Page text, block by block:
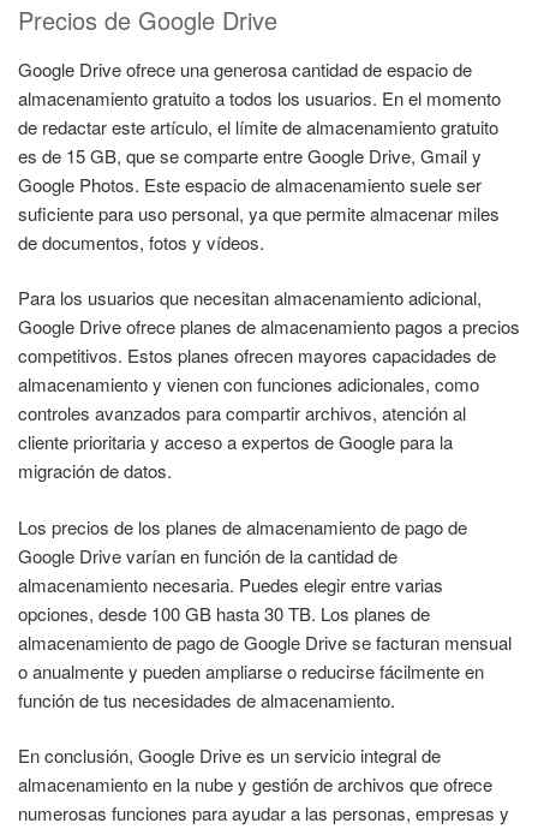
Precios de Google Drive
Google Drive ofrece una generosa cantidad de espacio de
almacenamiento gratuito a todos los usuarios. En el momento
de redactar este artículo, el límite de almacenamiento gratuito
es de 15 GB, que se comparte entre Google Drive, Gmail y
Google Photos. Este espacio de almacenamiento suele ser
suficiente para uso personal, ya que permite almacenar miles
de documentos, fotos y vídeos.
Para los usuarios que necesitan almacenamiento adicional,
Google Drive ofrece planes de almacenamiento pagos a precios
competitivos. Estos planes ofrecen mayores capacidades de
almacenamiento y vienen con funciones adicionales, como
controles avanzados para compartir archivos, atención al
cliente prioritaria y acceso a expertos de Google para la
migración de datos.
Los precios de los planes de almacenamiento de pago de
Google Drive varían en función de la cantidad de
almacenamiento necesaria. Puedes elegir entre varias
opciones, desde 100 GB hasta 30 TB. Los planes de
almacenamiento de pago de Google Drive se facturan mensual
o anualmente y pueden ampliarse o reducirse fácilmente en
función de tus necesidades de almacenamiento.
En conclusión, Google Drive es un servicio integral de
almacenamiento en la nube y gestión de archivos que ofrece
numerosas funciones para ayudar a las personas, empresas y